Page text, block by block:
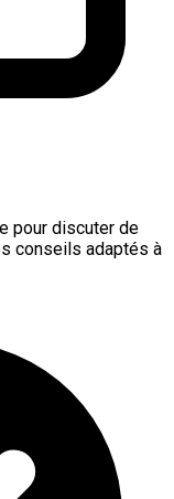
pour discuter de
conseils adaptés à